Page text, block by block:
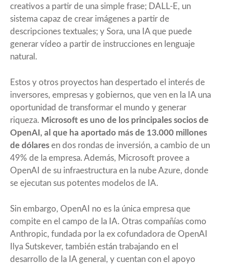
creativos a partir de una simple frase; DALL-E, un
sistema capaz de crear imágenes a partir de
descripciones textuales; y Sora, una IA que puede
generar vídeo a partir de instrucciones en lenguaje
natural.
Estos y otros proyectos han despertado el interés de
inversores, empresas y gobiernos, que ven en la IA una
oportunidad de transformar el mundo y generar
riqueza. Microsoft es uno de los principales socios de
OpenAI, al que ha aportado más de 13.000 millones
de dólares en dos rondas de inversión, a cambio de un
49% de la empresa. Además, Microsoft provee a
OpenAI de su infraestructura en la nube Azure, donde
se ejecutan sus potentes modelos de IA.
Sin embargo, OpenAI no es la única empresa que
compite en el campo de la IA. Otras compañías como
Anthropic, fundada por la ex cofundadora de OpenAI
Ilya Sutskever, también están trabajando en el
desarrollo de la IA general, y cuentan con el apoyo